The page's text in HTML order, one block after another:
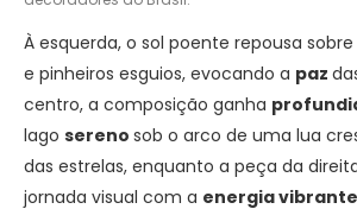
À esquerda, o sol poente repousa
e pinheiros esguios, evocando a paz
centro, a composição ganha
lago sereno sob o arco de uma lua
das estrelas, enquanto a peça da
jornada visual com a energia vibrante